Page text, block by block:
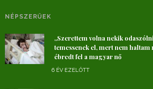
NÉPSZERŰEK
„Szerettem volna nekik
temessenek el, mert nem haltam
ébredt fel a magyar nő
6 ÉV EZELŐTT